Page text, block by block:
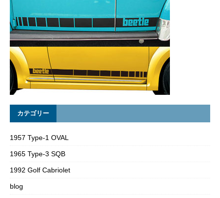
カテゴリー
1957 Type-1 OVAL
1965 Type-3 SQB
1992 Golf Cabriolet
blog